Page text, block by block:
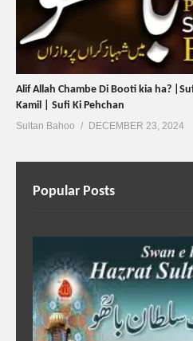
Alif Allah Chambe Di Booti kia ha?
Kamil | Sufi Ki Pehchan
Sultan Bahoo DECEMBER 23, 2024
Popular Posts